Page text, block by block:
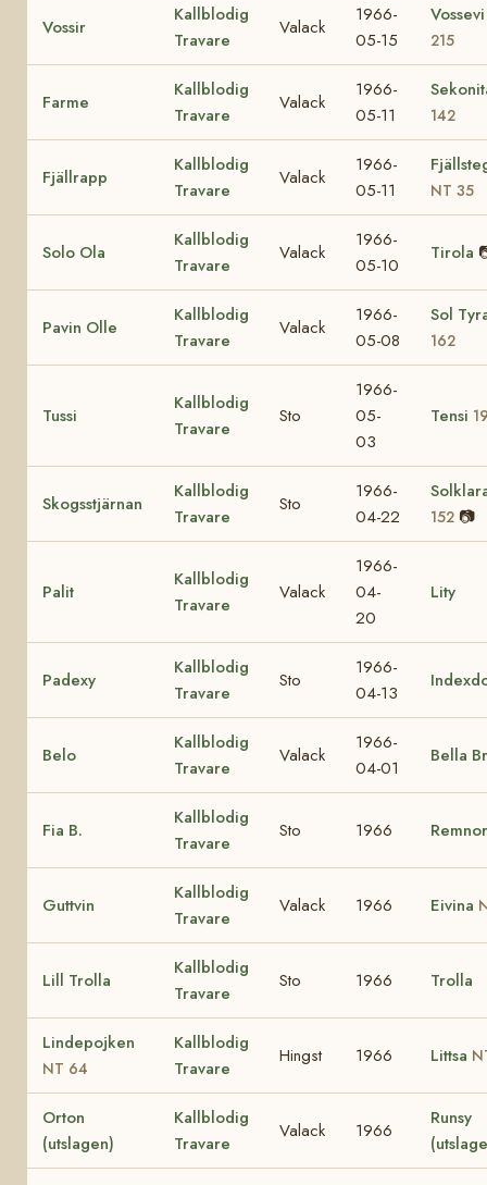
Vossir
Kallblodig
Travare
Valack
1966-
05-15
215
Farme
Kallblodig
Travare
Valack
1966-
05-11
142
Fjällrapp
Kallblodig
Travare
Valack
1966-
05-11
NT 35
Solo Ola
Kallblodig
Travare
Valack
1966-
05-10
Tirola
Pavin Olle
Kallblodig
Travare
Valack
1966-
05-08
Sol
162
Tussi
Kallblodig
Travare
Sto
1966-
05-
03
Tensi
Skogsstjärnan
Kallblodig
Travare
Sto
1966-
04-22
152 📷
Palit
Kallblodig
Travare
Valack
1966-
04-
20
Lity
Padexy
Kallblodig
Travare
Sto
1966-
04-13
Belo
Kallblodig
Travare
Valack
1966-
04-01
Bella
Fia B.
Kallblodig
Travare
Sto 1966
Guttvin
Kallblodig
Travare
Valack 1966 Eivina
Lill Trolla
Kallblodig
Travare
Sto 1966 Trolla
Lindepojken
NT 64
Kallblodig
Travare
Hingst 1966 Littsa
Orton
(utslagen)
Kallblodig
Travare
Valack 1966
Runsy